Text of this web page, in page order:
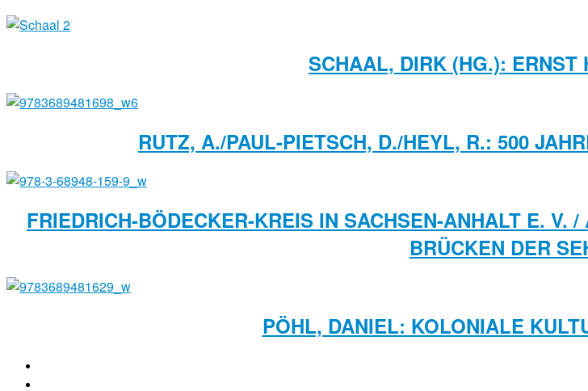
SCHAAL, DIRK (HG.): ERNST
RUTZ, A./PAUL-PIETSCH, D./HEYL, R.: 500
FRIEDRICH-BÖDECKER-KREIS IN SACHSEN-ANHALT E. V.
BRÜCKEN DER
PÖHL, DANIEL: KOLONIALE